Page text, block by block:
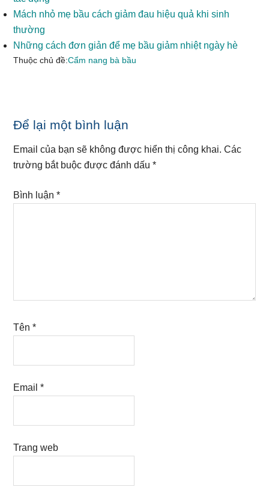
Mách nhỏ mẹ bầu cách giảm đau hiệu quả khi sinh
thường
Những cách đơn giản để mẹ bầu giảm nhiệt ngày hè
Thuộc chủ đề:Cẩm nang bà bầu
Reader
Interactions
Để lại một bình luận
Email của bạn sẽ không được hiển thị công khai. Các
trường bắt buộc được đánh dấu*
Bình luận*
Tên*
Email*
Trang web